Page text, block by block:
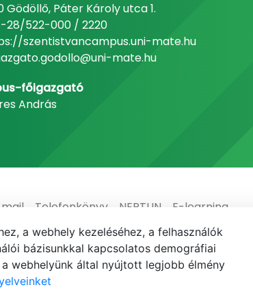
Gödöllő, Páter Károly utca 1.
28/522-000 / 2220
szentistvancampus.uni-mate.hu
mate.hu
főigazgató
András
Telefonkönyv NEPTUN E-learning
a webhely kezeléséhez, a felhasználók
bázisunkkal kapcsolatos demográfiai
webhelyünk által nyújtott legjobb élmény